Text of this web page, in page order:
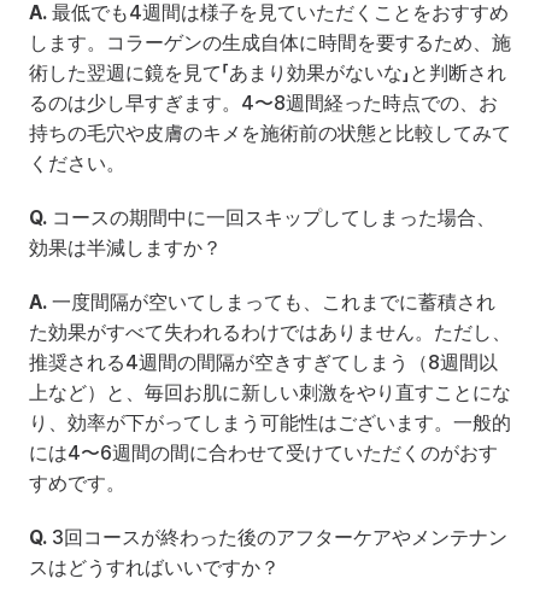
A. 最低でも4週間は様子を見ていただくことをおすすめ
します。コラーゲンの生成自体に時間を要するため、施
術した翌週に鏡を見て「あまり効果がないな」と判断され
るのは少し早すぎます。4〜8週間経った時点での、お
持ちの毛穴や皮膚のキメを施術前の状態と比較してみて
ください。
Q. コースの期間中に一回スキップしてしまった場合、
効果は半減しますか？
A. 一度間隔が空いてしまっても、これまでに蓄積され
た効果がすべて失われるわけではありません。ただし、
推奨される4週間の間隔が空きすぎてしまう（8週間以
上など）と、毎回お肌に新しい刺激をやり直すことにな
り、効率が下がってしまう可能性はございます。一般的
には4〜6週間の間に合わせて受けていただくのがおす
すめです。
Q. 3回コースが終わった後のアフターケアやメンテナン
スはどうすればいいですか？